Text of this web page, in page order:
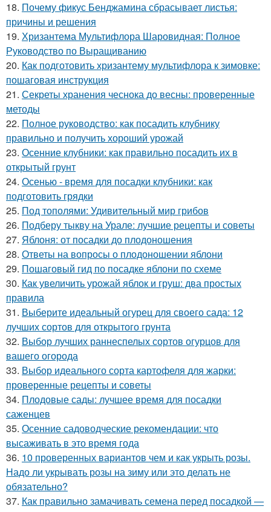
18. Почему фикус Бенджамина сбрасывает листья:
причины и решения
19. Хризантема Мультифлора Шаровидная: Полное
Руководство по Выращиванию
20. Как подготовить хризантему мультифлора к зимовке:
пошаговая инструкция
21. Секреты хранения чеснока до весны: проверенные
методы
22. Полное руководство: как посадить клубнику
правильно и получить хороший урожай
23. Осенние клубники: как правильно посадить их в
открытый грунт
24. Осенью - время для посадки клубники: как
подготовить грядки
25. Под тополями: Удивительный мир грибов
26. Подберу тыкву на Урале: лучшие рецепты и советы
27. Яблоня: от посадки до плодоношения
28. Ответы на вопросы о плодоношении яблони
29. Пошаговый гид по посадке яблони по схеме
30. Как увеличить урожай яблок и груш: два простых
правила
31. Выберите идеальный огурец для своего сада: 12
лучших сортов для открытого грунта
32. Выбор лучших раннеспелых сортов огурцов для
вашего огорода
33. Выбор идеального сорта картофеля для жарки:
проверенные рецепты и советы
34. Плодовые сады: лучшее время для посадки
саженцев
35. Осенние садоводческие рекомендации: что
высаживать в это время года
36. 10 проверенных вариантов чем и как укрыть розы.
Надо ли укрывать розы на зиму или это делать не
обязательно?
37. Как правильно замачивать семена перед посадкой —